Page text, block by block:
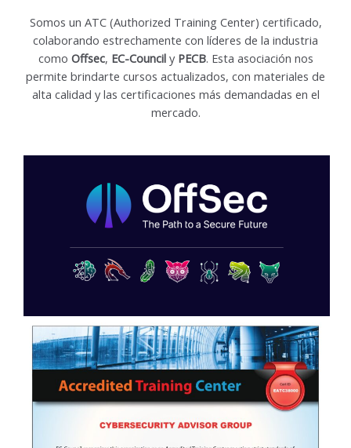
Somos un ATC (Authorized Training Center) certificado,
colaborando estrechamente con líderes de la industria
como Offsec, EC-Councily PECB. Esta asociación nos
permite brindarte cursos actualizados, con materiales de
alta calidad y las certificaciones más demandadas en el
mercado.